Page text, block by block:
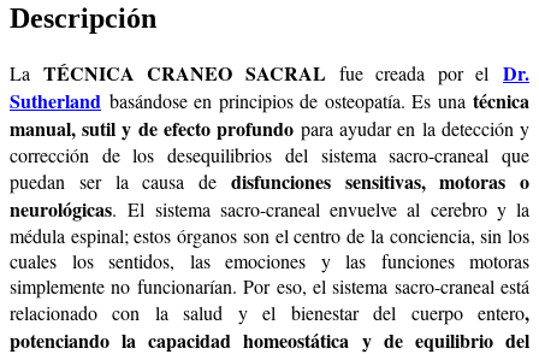
Descripción
La TÉCNICA CRANEO SACRALfue creada por el Dr.
Sutherland basándose en principios de osteopatía. Es una técnica
manual, sutil y de efecto profundopara ayudar en la detección y
corrección de los desequilibrios del sistema sacro-craneal que
puedan ser la causa de disfunciones sensitivas, motoras o
neurológicas. El sistema sacro-craneal envuelve al cerebro y la
médula espinal; estos órganos son el centro de la conciencia, sin los
cuales los sentidos, las emociones y las funciones motoras
simplemente no funcionarían. Por eso, el sistema sacro-craneal está
relacionado con la salud y el bienestar del cuerpo entero,
potenciando la capacidad homeostática y de equilibrio del